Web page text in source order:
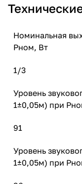
Номинальная
Рном, Вт
1/3
Уровень
1±0,05м) при
91
Уровень
1±0,05м) при